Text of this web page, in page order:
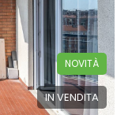
IN VENDITA
NOVITÀ